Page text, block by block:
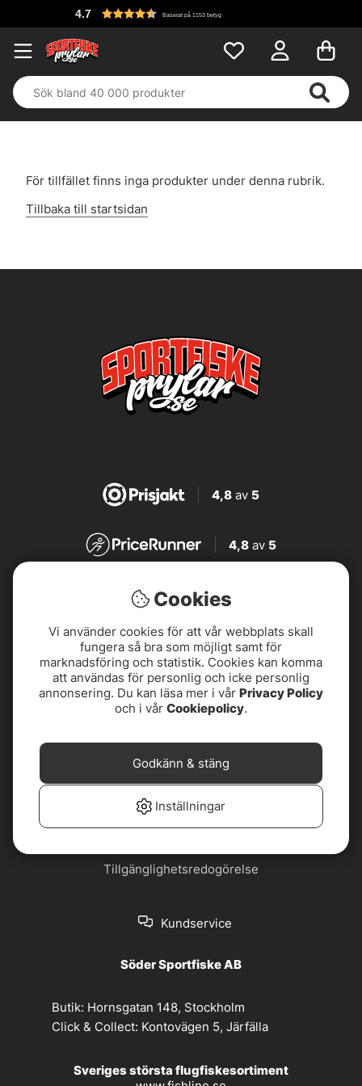
4.7 Baserat på 1153 betyg
För tillfället finns inga produkter under denna rubrik.
Tillbaka till startsidan
4,8av 5
4,8 av 5
4,7
4,7av5
leveransvillkor
Nyhetsbrev
Om oss Privacy policy
Tillgänglighetsredogörelse
Kundservice
Söder Sportfiske AB
Butik: Hornsgatan 148, Stockholm
Click & Collect: Kontovägen 5, Järfälla
Sveriges största flugfiskesortiment
Cookies
Vi använder cookies för att vår webbplats skall
fungera så bra som möjligt samt för
marknadsföring och statistik. Cookies kan komma
att användas för personlig och icke personlig
annonsering. Du kan läsa mer i vår Privacy Policy
och i vår Cookiepolicy.
Inställningar
Godkänn & stäng